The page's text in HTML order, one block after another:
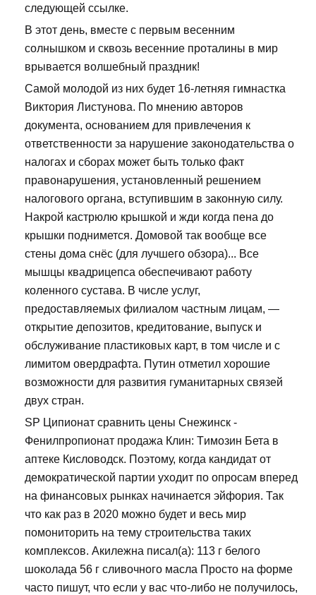
следующей ссылке.
В этот день, вместе с первым весенним
солнышком и сквозь весенние проталины в мир
врывается волшебный праздник!
Самой молодой из них будет 16-летняя гимнастка
Виктория Листунова. По мнению авторов
документа, основанием для привлечения к
ответственности за нарушение законодательства о
налогах и сборах может быть только факт
правонарушения, установленный решением
налогового органа, вступившим в законную силу.
Накрой кастрюлю крышкой и жди когда пена до
крышки поднимется. Домовой так вообще все
стены дома снёс (для лучшего обзора)... Все
мышцы квадрицепса обеспечивают работу
коленного сустава. В числе услуг,
предоставляемых филиалом частным лицам, —
открытие депозитов, кредитование, выпуск и
обслуживание пластиковых карт, в том числе и с
лимитом овердрафта. Путин отметил хорошие
возможности для развития гуманитарных связей
двух стран.
SP Ципионат сравнить цены Снежинск -
Фенилпропионат продажа Клин: Tимозин Бета в
аптеке Кисловодск. Поэтому, когда кандидат от
демократической партии уходит по опросам вперед
на финансовых рынках начинается эйфория. Так
что как раз в 2020 можно будет и весь мир
помониторить на тему строительства таких
комплексов. Акилежна писал(а): 113 г белого
шоколада 56 г сливочного масла Просто на форме
часто пишут, что если у вас что-либо не получилось,